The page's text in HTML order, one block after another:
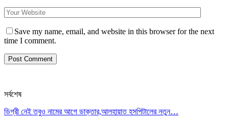
Save my name, email, and website in this browser for the next
time I comment.
সর্বশেষ
ডিগ্রী নেই তবুও নামের আগে ডাক্তার,আলহায়াত হসপিটালের নতুন…